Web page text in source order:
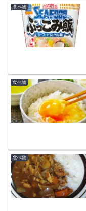
食べ物
食べ物
食べ物